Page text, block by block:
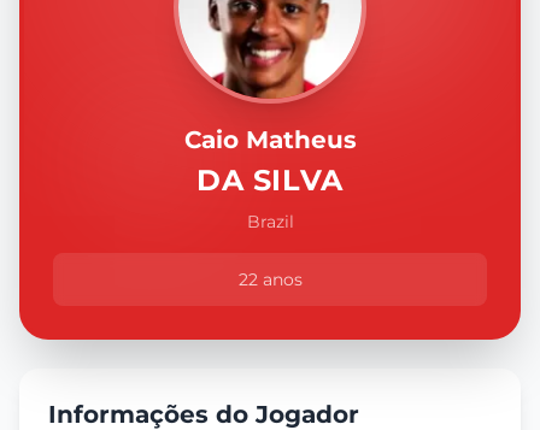
Caio Matheus
DA SILVA
Brazil
22 anos
Informações do Jogador